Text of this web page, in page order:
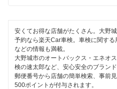
那珂川市
筑紫野市
築上郡
安くてお得な店舗がたくさん。大野
予約なら楽天Car車検。車検に関す
などの情報も満載。
大野城市のオートバックス・エネオ
検の速太郎など、安心安全のブラン
郵便番号から店舗の簡単検索、事前
500ポイントが付与されます。